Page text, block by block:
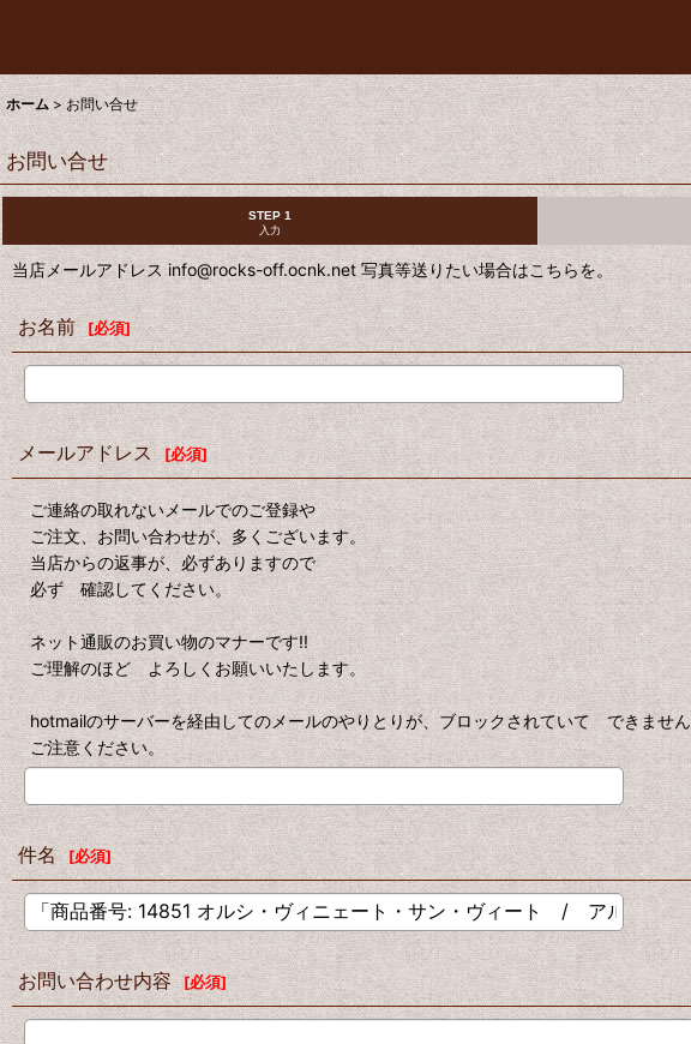
ホーム > お問い合せ
お問い合せ
STEP 1
入力
当店メールアドレス info@rocks-off.ocnk.net 写真等送りたい場合はこちらを。
お名前 [必須]
メールアドレス [必須]
ご連絡の取れないメールでのご登録や
ご注文、お問い合わせが、多くございます。
当店からの返事が、必ずありますので
必ず 確認してください。
ネット通販のお買い物のマナーです!!
ご理解のほど よろしくお願いいたします。
hotmailのサーバーを経由してのメールのやりとりが、ブロックされていて できません
ご注意ください。
件名 [必須]
お問い合わせ内容 [必須]